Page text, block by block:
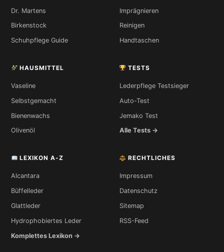
Dr. Martens
Birkenstock
Schuhpflege Guide
Imprägnieren
Reinigen
Handtaschen
HAUSMITTEL
Vaseline
Selbstgemacht
Bienenwachs
Olivenöl
TESTS
Lederpflege Testsieger
Auto-Test
Jemako Test
Alle Tests →
LEXIKON A-Z
Alcantara
Büffelleder
Glattleder
Hydrophobiertes Leder
Komplettes Lexikon →
RECHTLICHES
Impressum
Datenschutz
Sitemap
RSS-Feed